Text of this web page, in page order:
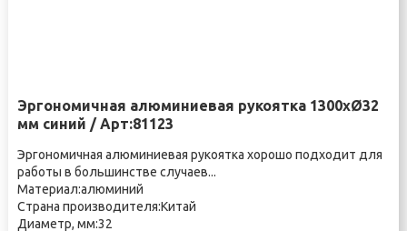
Эргономичная алюминиевая рукоятка 1300xØ32
мм синий / Арт:81123
Эргономичная алюминиевая рукоятка хорошо подходит для
работы в большинстве случаев...
Материал:алюминий
Страна производителя:Китай
Диаметр, мм:32